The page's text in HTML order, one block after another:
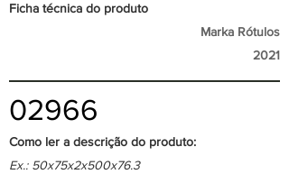
Ficha técnica do produto
Marka Rótulos
2021
02966
Como ler a descrição do produto:
Ex.: 50x75x2x500x76.3